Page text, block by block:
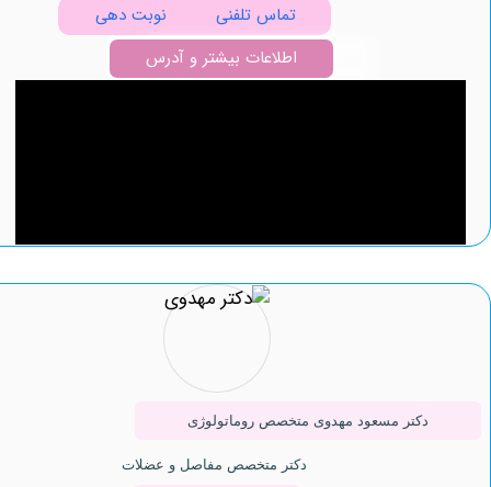
تماس تلفنی
نوبت دهی
اطلاعات بیشتر و آدرس
دکتر مسعود مهدوی متخصص روماتولوژی
دکتر متخصص مفاصل و عضلات